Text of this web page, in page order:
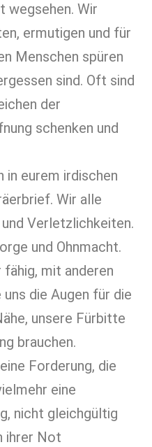
wegsehen. Wir
ermutigen und für
Menschen spüren
sind. Oft sind
der
schenken und
in eurem irdischen
Wir alle
Verletzlichkeiten.
und Ohnmacht.
fähig, mit anderen
die Augen für die
unsere Fürbitte
brauchen.
Forderung, die
eine
nicht gleichgültig
ihrer Not